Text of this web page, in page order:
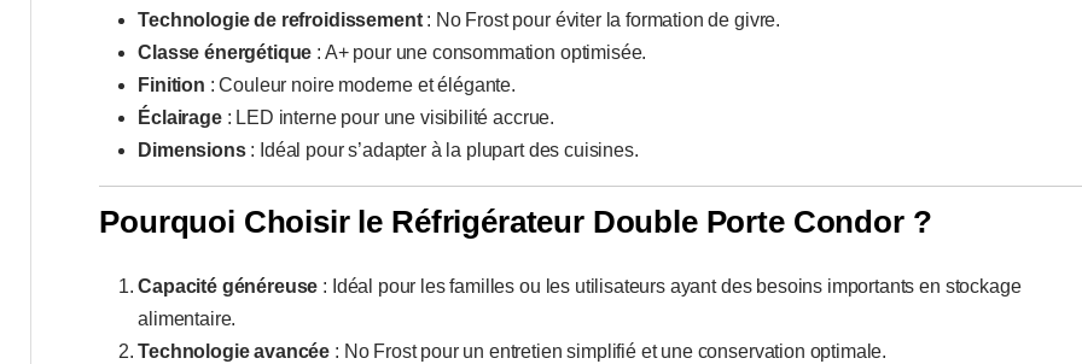
Technologie de refroidissement: No Frost pour éviter la formation de givre.
Classe énergétique : A+ pour une consommation optimisée.
Finition : Couleur noire moderne et élégante.
Éclairage: LED interne pour une visibilité accrue.
Dimensions: Idéal pour s’adapter à la plupart des cuisines.
Pourquoi Choisir le Réfrigérateur Double Porte Condor ?
Capacité généreuse : Idéal pour les familles ou les utilisateurs ayant des besoins importants en stockage
alimentaire.
Technologie avancée : No Frost pour un entretien simplifié et une conservation optimale.